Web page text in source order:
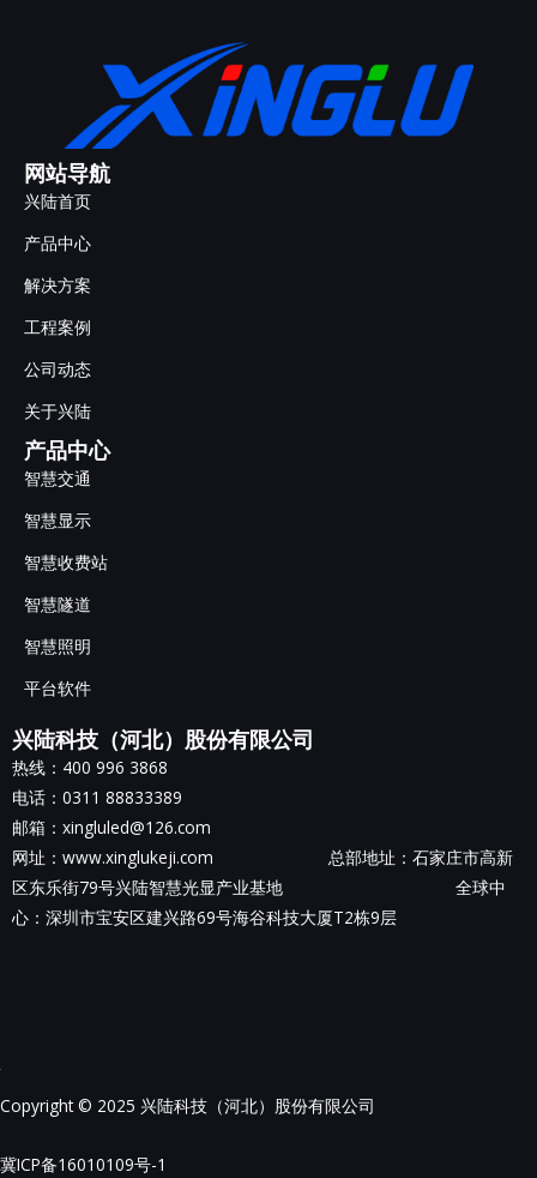
网站导航
兴陆首页
产品中心
解决方案
工程案例
公司动态
关于兴陆
产品中心
智慧交通
智慧显示
智慧收费站
智慧隧道
智慧照明
平台软件
兴陆科技（河北）股份有限公司
热线：400 996 3868
电话：0311 88833389
邮箱：xingluled@126.com
网址：www.xinglukeji.com 总部地址： 石家庄市高新
区东乐街79号兴陆智慧光显产业基地 全球中
心：深圳市宝安区建兴路69号海谷科技大厦T2栋9层
Copyright © 2025 兴陆科技（河北）股份有限公司
冀ICP备16010109号-1